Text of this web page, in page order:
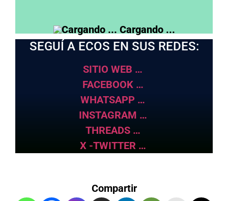
Cargando ...
SEGUÍ A ECOS EN SUS REDES:
SITIO WEB …
FACEBOOK …
WHATSAPP …
INSTAGRAM …
THREADS …
X -TWITTER …
Compartir